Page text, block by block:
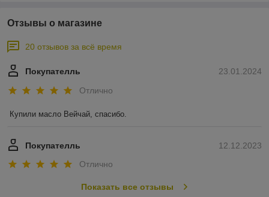
Отзывы о магазине
20 отзывов за всё время
23.01.2024
Покупателль
Отлично
Купили масло Вейчай, спасибо.
12.12.2023
Покупателль
Отлично
Показать все отзывы